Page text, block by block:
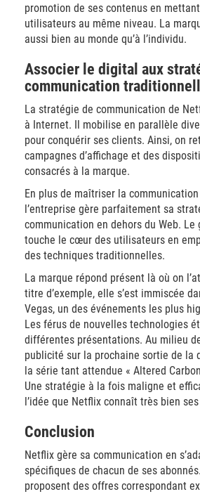
promotion de ses contenus en
utilisateurs au même niveau. La
aussi bien au monde qu’à l’individu.
Associer le digital aux
communication
La stratégie de communication de
à Internet. Il mobilise en parallèle
pour conquérir ses clients. Ainsi, on
campagnes d’affichage et des
consacrés à la marque.
En plus de maîtriser la
l’entreprise gère parfaitement sa
communication en dehors du Web. Le
touche le cœur des utilisateurs en
des techniques traditionnelles.
La marque répond présent là où on
titre d’exemple, elle s’est immiscée
Vegas, un des événements les plus
Les férus de nouvelles technologies
différentes présentations. Au milieu
publicité sur la prochaine sortie de la
la série tant attendue « Altered
Une stratégie à la fois maligne et
l’idée que Netflix connaît très bien
Conclusion
Netflix gère sa communication en
spécifiques de chacun de ses
proposent des offres correspondant